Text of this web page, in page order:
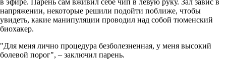
в эфире. Парень сам вживил себе чип в левую руку. Зал завис в
напряжении, некоторые решили подойти поближе, чтобы
увидеть, какие манипуляции проводил над собой тюменский
биохакер.
"Для меня лично процедура безболезненная, у меня высокий
болевой порог", – заключил парень.